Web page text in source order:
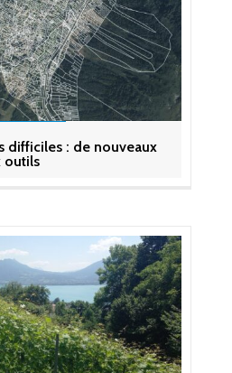
difficiles : de nouveaux
outils